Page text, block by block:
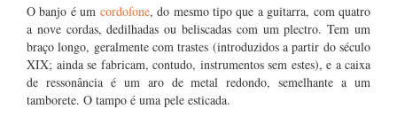
O banjo é um cordofone, do mesmo tipo que a guitarra, com quatro
a nove cordas, dedilhadas ou beliscadas com um plectro. Tem um
braço longo, geralmente com trastes (introduzidos a partir do século
XIX; ainda se fabricam, contudo, instrumentos sem estes), e a caixa
de ressonância é um aro de metal redondo, semelhante a um
tamborete. O tampo é uma pele esticada.